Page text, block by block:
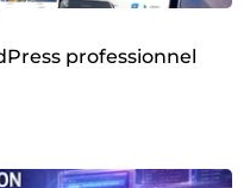
professionnel